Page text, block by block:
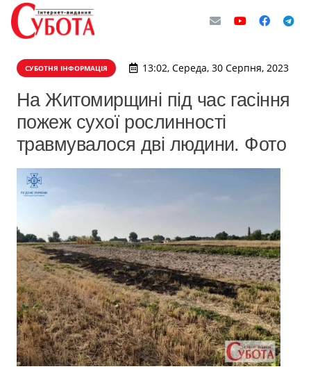
СУБОТНЯ ІНФОРМАЦІЯ 13:02, Середа, 30 Серпня, 2023
На Житомирщині під час гасіння
пожеж сухої рослинності
травмувалося дві людини. Фото